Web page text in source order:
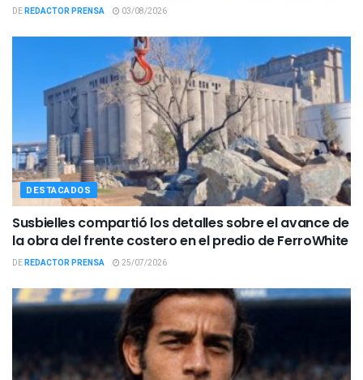
DEREDACTOR PRENSA 03/08/2026
DESTACADOS
Susbielles compartió los detalles sobre el avance de
la obra del frente costero en el predio de FerroWhite
DEREDACTOR PRENSA 25/07/2026